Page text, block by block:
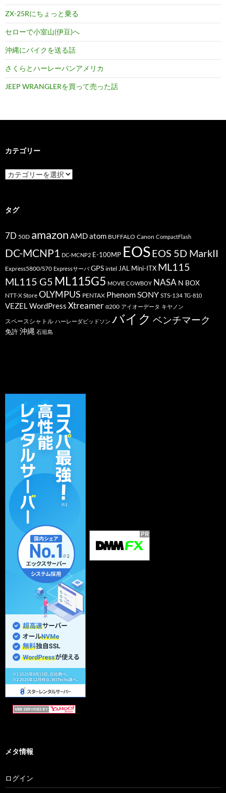
ZX-25Rにちょっと乗る
セローで小室山(伊豆)へ
沖縄にバイクを送る話
さくらとハーレーパンアメリカ
JEEP WRANGLERを買って売った話
カテゴリー
カ
テ
ー
タグ
7D 50D amazon AMDatom BUFFALO Canon CompactFlash
DC-MCNP1 DC-MCNP2 E-100MP EOSEOS 5D MarkII
Express5800/S70 Expressサーバ GPS intel JAL Mini-ITX ML115
ML115 G5 ML115G5 MOVIE COWBOY NASA N BOX
NTT-X Store OLYMPUS PENTAX PhenomSONY STS-134 TG-810
VEZELWordPress Xtreamer α200 アイオーデータ キヤノン
スペースシャトル ハーレーダビッドソン バイク ベンチマーク
免許沖縄 石垣島
メタ情報
ログイン